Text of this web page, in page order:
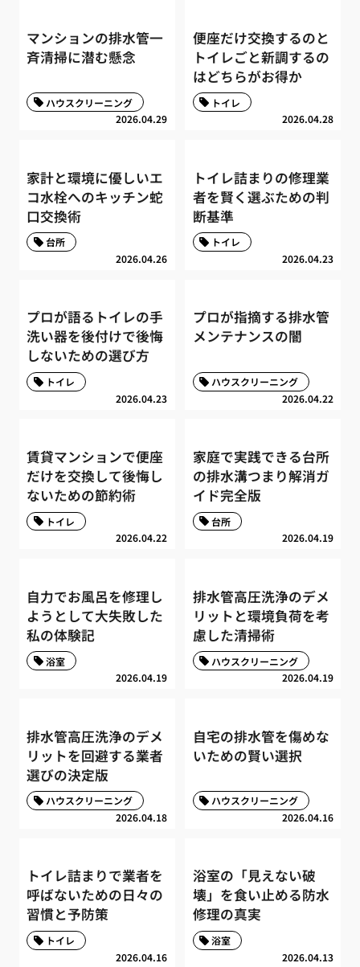
マンションの排水管一
斉清掃に潜む懸念
2026.04.29
ハウスクリーニング
便座だけ交換するのと
トイレごと新調するの
はどちらがお得か
2026.04.28
トイレ
家計と環境に優しいエ
コ水栓へのキッチン蛇
口交換術
2026.04.26
台所
トイレ詰まりの修理業
者を賢く選ぶための判
断基準
2026.04.23
トイレ
プロが語るトイレの手
洗い器を後付けで後悔
しないための選び方
2026.04.23
トイレ
プロが指摘する排水管
メンテナンスの闇
2026.04.22
ハウスクリーニング
賃貸マンションで便座
だけを交換して後悔し
ないための節約術
2026.04.22
トイレ
家庭で実践できる台所
の排水溝つまり解消ガ
イド完全版
2026.04.19
台所
自力でお風呂を修理し
ようとして大失敗した
私の体験記
2026.04.19
浴室
排水管高圧洗浄のデメ
リットと環境負荷を考
慮した清掃術
2026.04.19
ハウスクリーニング
排水管高圧洗浄のデメ
リットを回避する業者
選びの決定版
2026.04.18
ハウスクリーニング
自宅の排水管を傷めな
いための賢い選択
2026.04.16
ハウスクリーニング
トイレ詰まりで業者を
呼ばないための日々の
習慣と予防策
2026.04.16
トイレ
浴室の「見えない破
壊」を食い止める防水
修理の真実
2026.04.13
浴室